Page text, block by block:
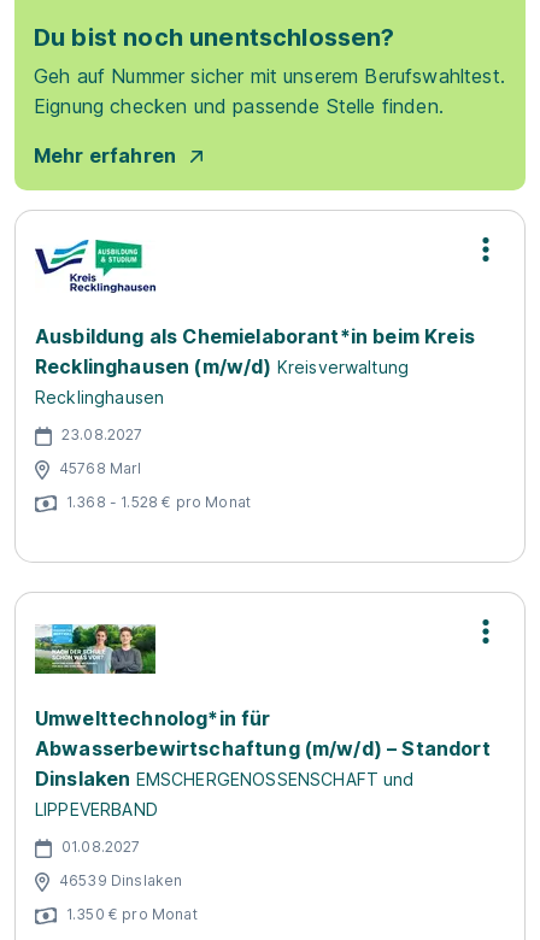
Du bist noch unentschlossen?
Geh auf Nummer sicher mit unserem Berufswahltest.
Eignung checken und passende Stelle finden.
Mehr erfahren
Ausbildung als Chemielaborant*in beim Kreis
Recklinghausen (m/w/d) Kreisverwaltung
Recklinghausen
23.08.2027
45768 Marl
1.368 - 1.528 € pro Monat
Umwelttechnolog*in für
Abwasserbewirtschaftung (m/w/d) – Standort
Dinslaken EMSCHERGENOSSENSCHAFT und
LIPPEVERBAND
01.08.2027
46539 Dinslaken
1.350 € pro Monat